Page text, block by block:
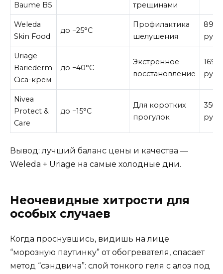
Baume B5
трещинами
Weleda
Skin Food
до −25°C
Профилактика
шелушения
890
руб
Uriage
Bariederm
Cica-крем
до −40°C
Экстренное
восстановление
1690
руб
Nivea
Protect &
Care
до −15°C
Для коротких
прогулок
350
руб
Вывод: лучший баланс цены и качества —
Weleda + Uriage на самые холодные дни.
Неочевидные хитрости для
особых случаев
Когда проснувшись, видишь на лице
“морозную паутинку” от обогревателя, спасает
метод “сэндвича”: слой тонкого геля с алоэ под